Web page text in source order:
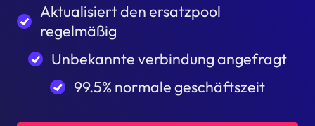
Aktualisiert den ersatzpool
regelmäßig
Unbekannte verbindung angefragt
99.5% normale geschäftszeit